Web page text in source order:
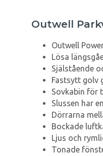
Outwell
Outwell
Lösa
Själstående
Fastsytt golv
Sovkabin för
Slussen har
Dörrarna
Bockade
Ljus och
Tonade